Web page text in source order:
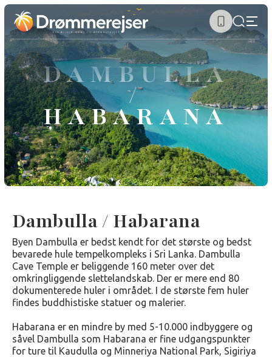
DAMBULLA
/
HABARANA
Dambulla / Habarana
Byen Dambulla er bedst kendt for det største og bedst
bevarede hule tempelkompleks i Sri Lanka. Dambulla
Cave Temple er beliggende ​​160 meter over det
omkringliggende slettelandskab. Der er mere end 80
dokumenterede huler i området. I de største fem huler
findes buddhistiske statuer og malerier.
Habarana er en mindre by med 5-10.000 indbyggere og
såvel Dambulla som Habarana er fine udgangspunkter
for ture til Kaudulla og Minneriya National Park, Sigiriya